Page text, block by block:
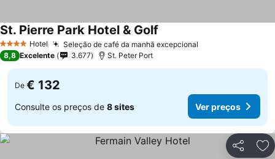
4 EstrelasHotel Seleção de café da manhã excepcional
St. Pierre Park Hotel & Golf
8,8 Excelente 3.677 St. Peter Port
De € 132
Consulte os preços de 8 sites Ver preços
Partilhar